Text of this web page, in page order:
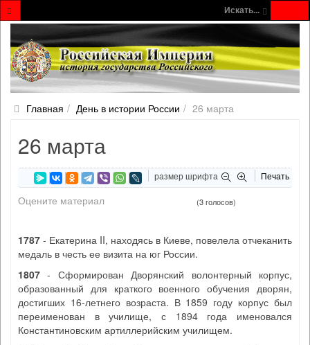
Искать...
Главная День в истории России 26 марта
26 марта
размер шрифта Печать
Оцените материал (3 голосов)
1787 - Екатерина II, находясь в Киеве, повелела отчеканить
медаль в честь ее визита на юг России.
1807 - Сформирован Дворянский волонтерный корпус,
образованный для краткого военного обучения дворян,
достигших 16-летнего возраста. В 1859 году корпус был
переименован в училище, с 1894 года именовался
Константиновским артиллерийским училищем.